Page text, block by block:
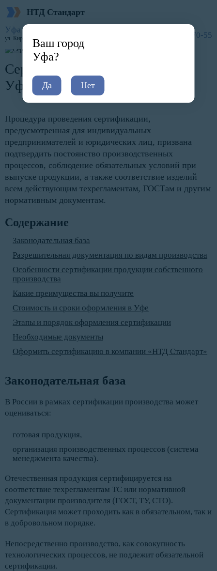
НТД Стандарт
Уфа
ул. ​​Кирова, 52 8 (800) 600-70-55
Главная Услуги
Сертификация по отраслям
Сертификация производства
Сертификация производства в
Уфе
Процедура проведения сертификации,
предусмотренная для индивидуальных
предпринимателей и юридических лиц, призвана
подтвердить постоянство производственных
процессов, соблюдение обязательных условий при
выпуске продукции, а также соответствие изделий
всем действующим техрегламентам, ГОСТам и другим
нормативным документам.
Содержание
Законодательная база
Разрешительная документация по видам производства
Особенности сертификации продукции собственного
производства
Какие преимущества вы получите
Стоимость и сроки оформления в Уфе
Этапы и порядок оформления сертификации
Необходимые документы
Оформить сертификацию в компании «НТД Стандарт»
Законодательная база
В России в рамках сертификации производства может
оцениваться:
готовая продукция,
организация производственных процессов (система
менеджмента качества).
Отечественная продукция сертифицируется на
соответствие техрегламентам ТС или нормативной
документации производителя (ГОСТ, ТУ, СТО).
Сертификация может проходить как в обязательном, так и
в добровольном порядке.
Непосредственно производство, как совокупность
технологических процессов, не подлежит обязательной
сертификации.
Ваш город
Уфа?
Да Нет